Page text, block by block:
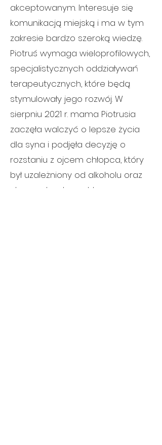
akceptowanym. Interesuje się
komunikacją miejską i ma w tym
zakresie bardzo szeroką wiedzę.
Piotruś wymaga wieloprofilowych,
specjalistycznych oddziaływań
terapeutycznych, które będą
stymulowały jego rozwój. W
sierpniu 2021 r. mama Piotrusia
zaczęła walczyć o lepsze życia
dla syna i podjęła decyzję o
rozstaniu z ojcem chłopca, który
był uzależniony od alkoholu oraz
stosował wobec chłopca